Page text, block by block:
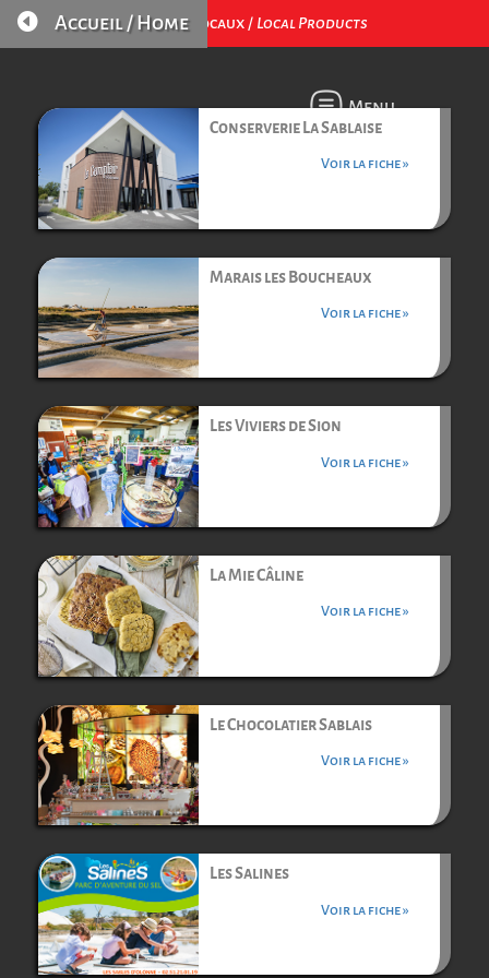
Produits Locaux / Local Products
 Accueil / Home
Menu
Conserverie La Sablaise
Voir la fiche »
Marais les Boucheaux
Voir la fiche »
Les Viviers de Sion
Voir la fiche »
La Mie Câline
Voir la fiche »
Le Chocolatier Sablais
Voir la fiche »
Les Salines
Voir la fiche »